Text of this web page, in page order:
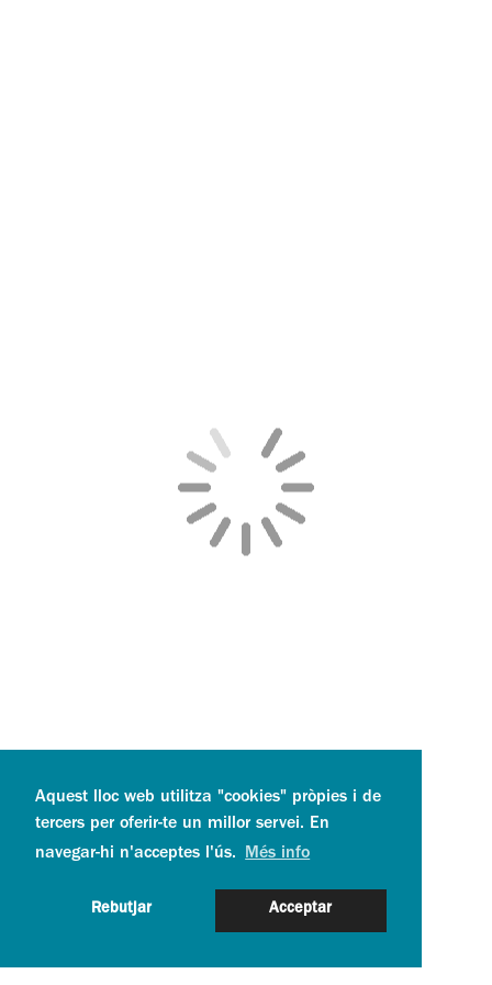
Aquest lloc web utilitza "cookies" pròpies i de
tercers per oferir-te un millor servei. En
navegar-hi n'acceptes l'ús. Més info
Rebutjar Acceptar